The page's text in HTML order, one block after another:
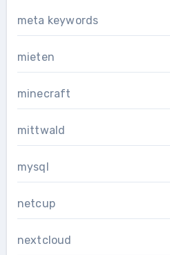
meta keywords
mieten
minecraft
mittwald
mysql
netcup
nextcloud